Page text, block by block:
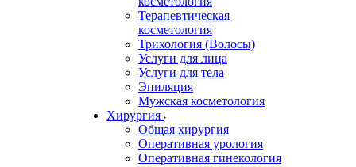
Терапевтическая
косметология
Трихология (Волосы)
Услуги для лица
Услуги для тела
Эпиляция
Мужская косметология
Хирургия
Общая хирургия
Оперативная урология
Оперативная гинекология